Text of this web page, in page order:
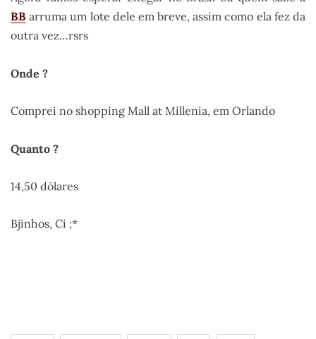
BB arruma um lote dele em breve, assim como ela fez da
outra vez…rsrs
Onde ?
Comprei no shopping Mall at Millenia, em Orlando
Quanto ?
14,50 dólares
Bjinhos, Ci ;*